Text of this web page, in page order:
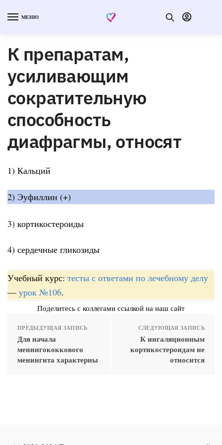
МЕНЮ
К препаратам,
усиливающим
сократительную
способность
диафрагмы, относят
1) Кальций
2) Эуфиллин (+)
3) кортикостероиды
4) сердечные гликозиды
Учебный курс: тесты с ответами по лечебному делу
— урок №106.
Поделитесь с коллегами ссылкой на наш сайт
ПРЕДЫДУЩАЯ ЗАПИСЬ
Для начала
менингококкового
менингита характерны
СЛЕДУЮЩАЯ ЗАПИСЬ
К ингаляционным
кортикостероидам не
относится